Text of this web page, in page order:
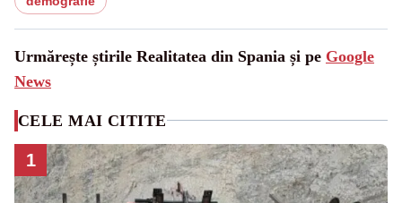
Urmărește știrile Realitatea din Spania și pe Google
News
CELE MAI CITITE
1